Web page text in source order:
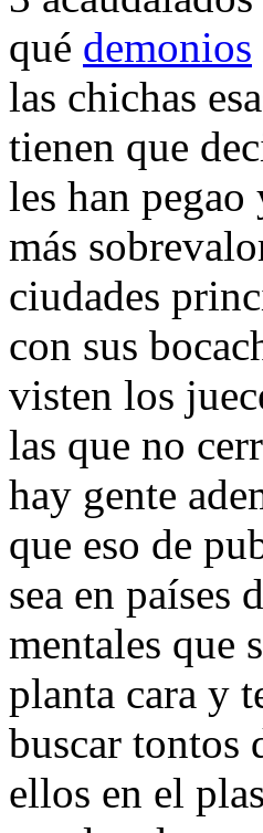
qué demonios
las chichas
tienen que
les han
más
ciudades
con sus
visten los
las que no
hay gente
que eso de
sea en países
mentales que
planta cara y
buscar tontos
ellos en el